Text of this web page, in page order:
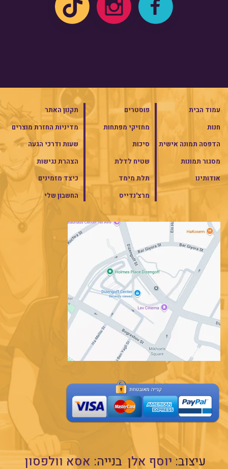
עמוד הבית
חנות
הדפסה תמונה אישית
מסגור תמונות
אודותינו
פוסטרים
מחזיקי מפתחות
סיכות
שטיח לדלת
תלת מימד
מרצ'נדייס
תקנון האתר
מדיניות החזרת מוצרים
שעות ודרכי הגעה
הצהרת נגישות
כיצד מזמינים
החשבון שלי
עיצוב:יוסף אלן בנייה: אסא וולפסון